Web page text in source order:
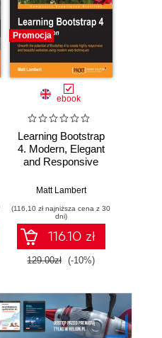
Benjamin Jakobus,
Promocja
ebook
Learning Bootstrap
4. Modern, Elegant
and Responsive
Easy - Second
Matt Lambert
(116,10 zł najniższa cena z 30
dni)
116.10 zł
129.00zł (-10%)